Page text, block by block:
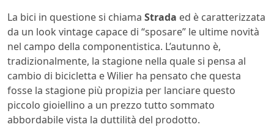
La bici in questione si chiama Strada ed è caratterizzata
da un look vintage capace di “sposare” le ultime novità
nel campo della componentistica. L’autunno è,
tradizionalmente, la stagione nella quale si pensa al
cambio di bicicletta e Wilier ha pensato che questa
fosse la stagione più propizia per lanciare questo
piccolo gioiellino a un prezzo tutto sommato
abbordabile vista la duttilità del prodotto.